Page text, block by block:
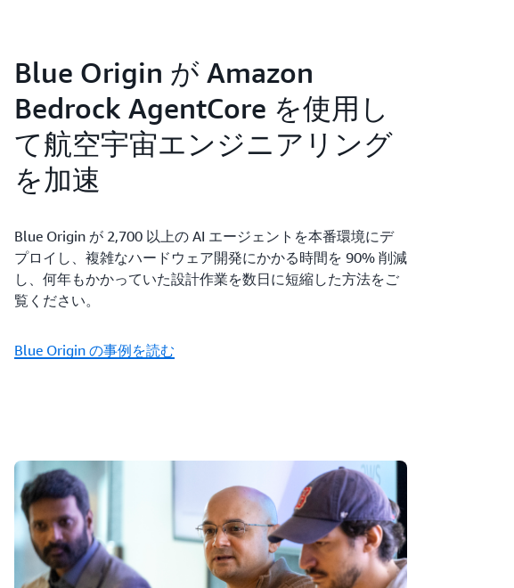
Blue Origin が Amazon
Bedrock AgentCore を使用し
て航空宇宙エンジニアリング
を加速
Blue Origin が 2,700 以上の AI エージェントを本番環境にデ
プロイし、複雑なハードウェア開発にかかる時間を 90% 削減
し、何年もかかっていた設計作業を数日に短縮した方法をご
覧ください。
Blue Origin の事例を読む